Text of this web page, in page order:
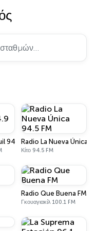
94.9 FMRadio La Nueva Única
Κίτο 94.5 FM
Radio Que Buena FM
Γκουαγιακίλ 100.1 FM